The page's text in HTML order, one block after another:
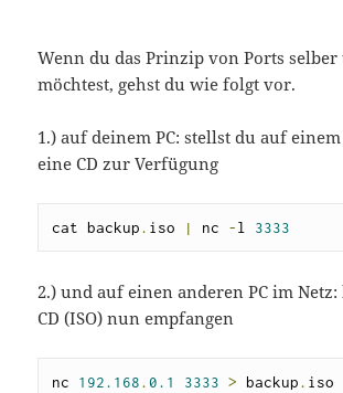
Wenn du das Prinzip von Ports selber
möchtest, gehst du wie folgt vor.
1.) auf deinem PC: stellst du auf
eine CD zur Verfügung
cat backup. iso | nc -l 3333
2.) und auf einen anderen PC im
CD (ISO) nun empfangen
nc 192.168.0.1 3333 > backup. iso